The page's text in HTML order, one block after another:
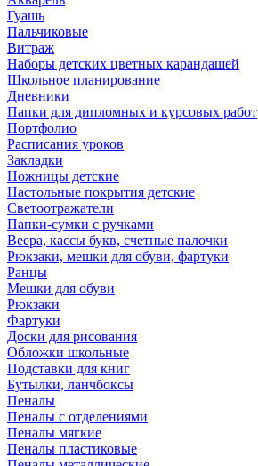
Гуашь
Пальчиковые
Витраж
Наборы детских цветных карандашей
Школьное планирование
Дневники
Папки для дипломных и курсовых работ
Портфолио
Расписания уроков
Закладки
Ножницы детские
Настольные покрытия детские
Светоотражатели
Папки-сумки с ручками
Веера, кассы букв, счетные палочки
Рюкзаки, мешки для обуви, фартуки
Ранцы
Мешки для обуви
Рюкзаки
Фартуки
Доски для рисования
Обложки школьные
Подставки для книг
Бутылки, ланчбоксы
Пеналы
Пеналы с отделениями
Пеналы мягкие
Пеналы пластиковые